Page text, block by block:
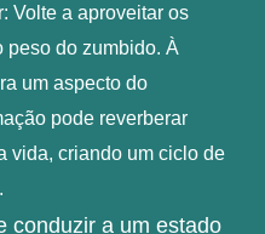
Volte a aproveitar os
peso do zumbido. À
um aspecto do
pode reverberar
vida, criando um ciclo de
conduzir a um estado